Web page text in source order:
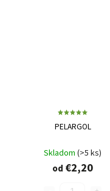
PELARGOL
Skladom (>5 ks)
od €2,20